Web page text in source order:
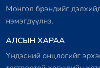
Монгол брэндийг
нэмэгдүүлнэ.
АЛСЫН ХАРАА
Үндэсний онцлогийг